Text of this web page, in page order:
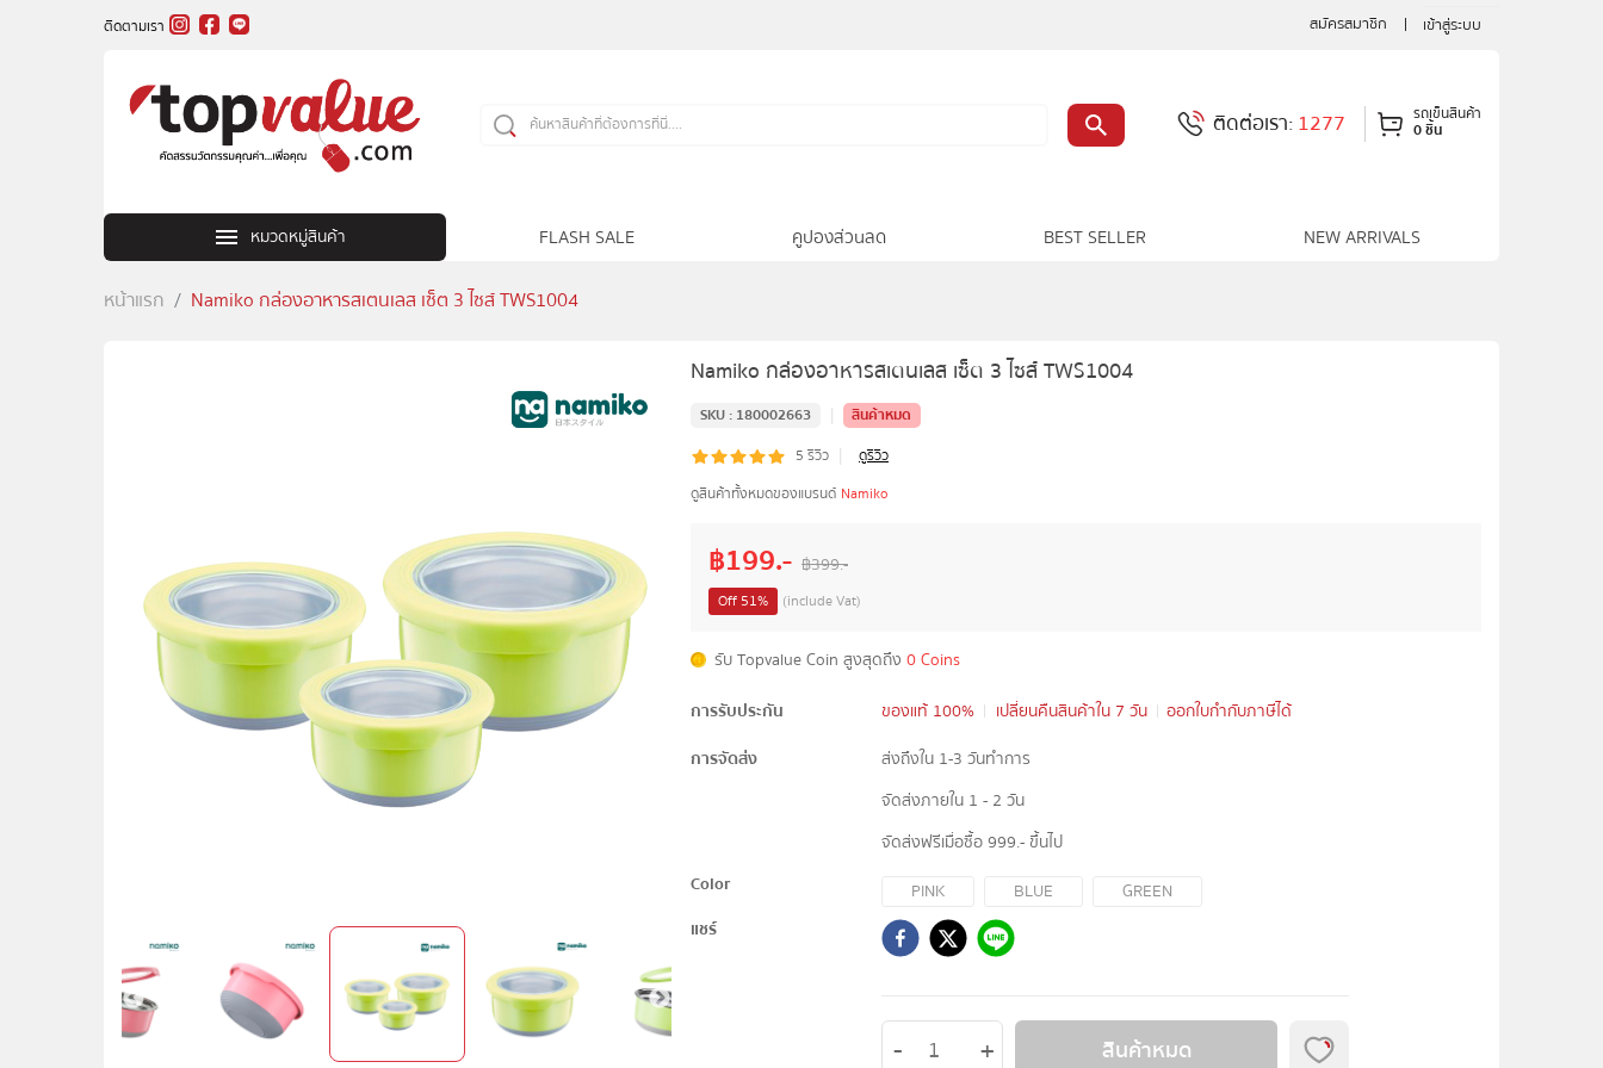
ติดตามเรา สมัครสมาชิก เข้าสู่ระบบ
หมวดหมู่สินค้า FLASH SALE คูปองส่วนลด BEST SELLER NEW ARRIVALS
ติดต่อเรา:1277 รถเข็นสินค้า
0 ชิ้น
หน้าแรก Namiko กล่องอาหารสเตนเลส เซ็ต 3 ไซส์ TWS1004
Namiko กล่องอาหารสเตนเลส เซ็ต 3 ไซส์ TWS1004
SKU : 180002663 |
สินค้าหมด
5 รีวิว |
ดูรีวิว
ดูสินค้าทั้งหมดของแบรนด์ Namiko
฿199.- ฿399.-
Off51% (include Vat)
รับ Topvalue Coin สูงสุดถึง 0 Coins
การรับประกัน
ของแท้ 100% เปลี่ยนคืนสินค้าใน 7 วัน
ออกใบกำกับภาษีได้
การจัดส่ง
ส่งถึงใน 1-3 วันทำการ
จัดส่งภายใน 1 - 2 วัน
จัดส่งฟรีเมื่อซื้อ 999.- ขึ้นไป
Color
PINK BLUE
GREEN
แชร์
สินค้าหมด